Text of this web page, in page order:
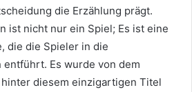
die Erzählung prägt.
ist nicht nur ein Spiel; Es ist eine
die die Spieler in die
Es wurde von dem
diesem einzigartigen Titel